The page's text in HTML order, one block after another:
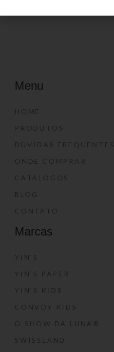
Menu
HOME
PRODUTOS
DÚVIDAS FREQUENTES
ONDE COMPRAR
CATÁLOGOS
BLOG
CONTATO
Marcas
YIN’S
YIN’S PAPER
YIN’S KIDS
CONVOY KIDS
O SHOW DA LUNA®
SWISSLAND